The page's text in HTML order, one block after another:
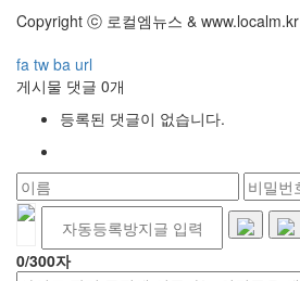
Copyright ⓒ 로컬엠뉴스 & www.localm.kr
fa tw ba url
게시물 댓글 0개
등록된 댓글이 없습니다.
0/300자